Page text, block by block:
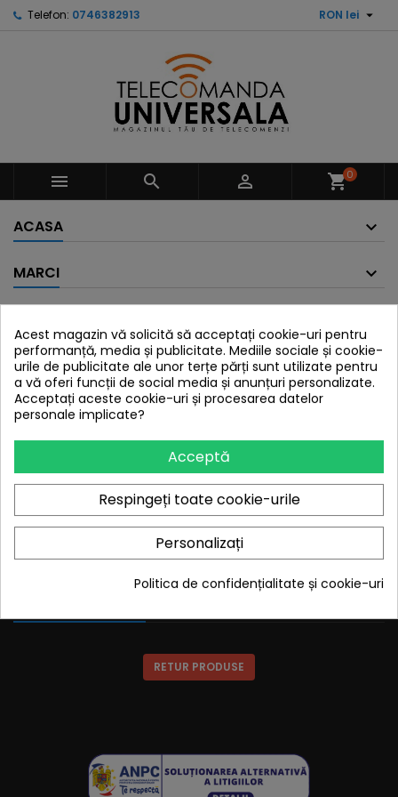
Telefon: 0746382913 RON lei 
   shopping_cart0
ACASA
MARCI
Ne cerem scuze pentru neplaceri.
Cauta din nou ce te intereseaza
PRODUSE 
FIRMA NOASTRA 
CONTUL TAU 
RETUR PRODUSE
Acest magazin vă solicită să acceptați cookie-uri pentru
performanță, media și publicitate. Mediile sociale și cookie-
urile de publicitate ale unor terțe părți sunt utilizate pentru
a vă oferi funcții de social media și anunțuri personalizate.
Acceptați aceste cookie-uri și procesarea datelor
personale implicate?
Acceptă
Respingeți toate cookie-urile
Personalizați
Politica de confidențialitate și cookie-uri